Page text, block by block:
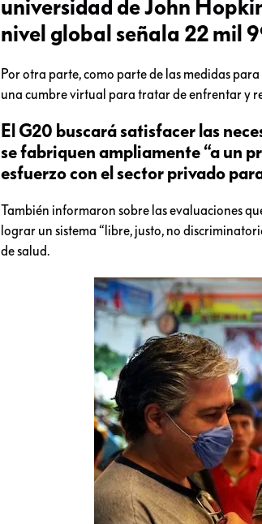
universidad de John
nivel global señala 22 mil
Por otra parte, como parte de las medidas
una cumbre virtual para tratar de enfrentar y
El G20 buscará satisfacer las
se fabriquen ampliamente “a un
esfuerzo con el sector privado
También informaron sobre las evaluaciones
lograr un sistema “libre, justo, no
de salud.